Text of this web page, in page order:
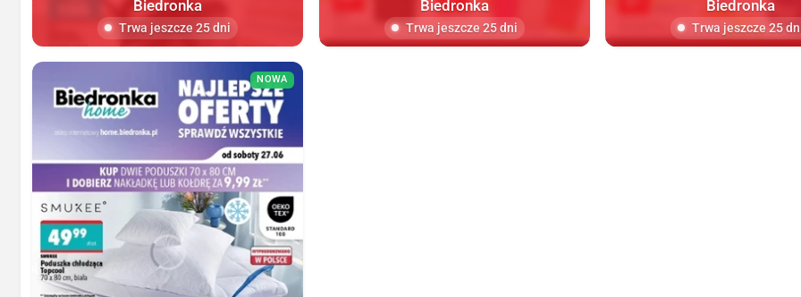
Biedronka
Trwa jeszcze 25 dni
Biedronka
Trwa jeszcze 25 dni
Biedronka
Trwa jeszcze 25
NOWA